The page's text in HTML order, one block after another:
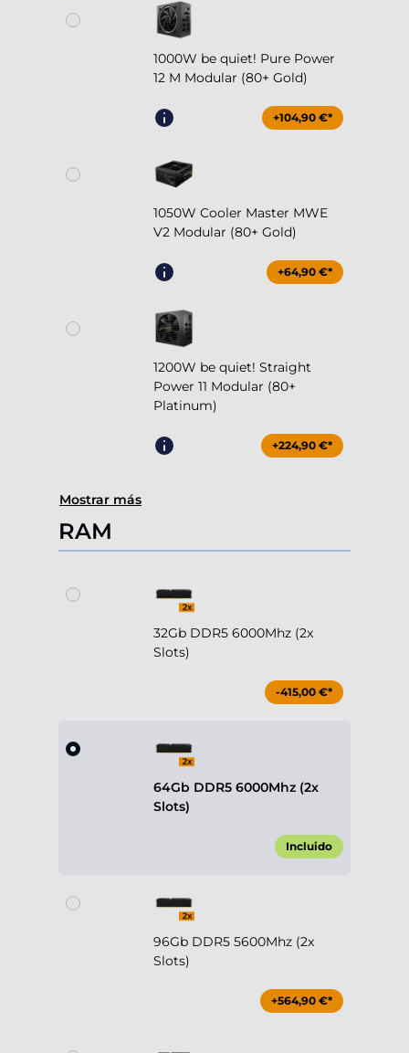
1000W be quiet! Pure Power
12 M Modular (80+ Gold)
+104,90 €*
1050W Cooler Master MWE
V2 Modular (80+ Gold)
+64,90 €*
1200W be quiet! Straight
Power 11 Modular (80+
Platinum)
+224,90 €*
Mostrar más
RAM
32Gb DDR5 6000Mhz (2x
Slots)
-415,00 €*
64Gb DDR5 6000Mhz (2x
Slots)
Incluido
96Gb DDR5 5600Mhz (2x
Slots)
+564,90 €*